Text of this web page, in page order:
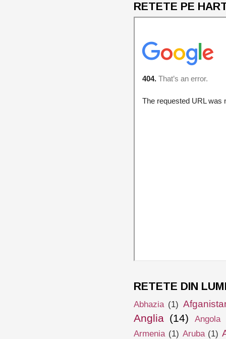
RETETE PE
RETETE DIN
Abhazia (1)
Anglia (14) Angola
Armenia (1) Aruba (1)